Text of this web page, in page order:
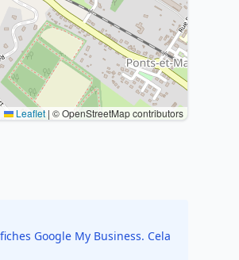
Leaflet | © OpenStreetMap contributors
Google My Business. Cela